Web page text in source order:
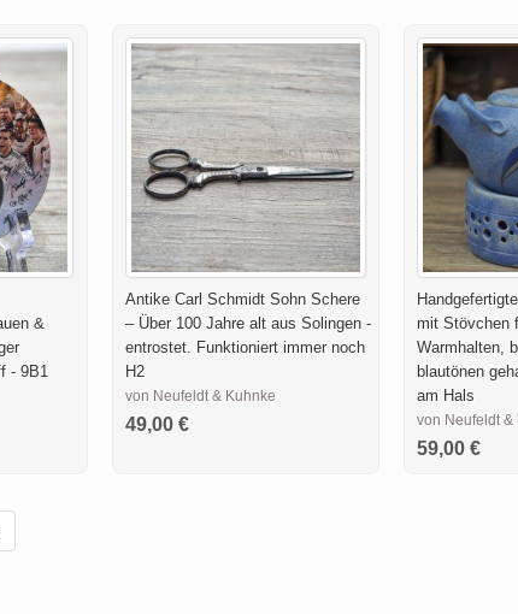
&
- 9B1
Antike Carl Schmidt Sohn Schere
– Über 100 Jahre alt aus Solingen -
entrostet. Funktioniert immer noch
H2
von Neufeldt & Kuhnke
49,00 €
mit Stövchen
Warmhalten,
blautönen
am Hals
von Neufeldt &
59,00 €